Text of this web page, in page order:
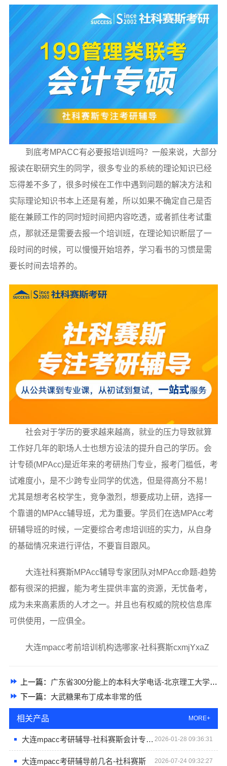
到底考MPACC有必要报培训班吗？一般来说，大部分
报读在职研究生的同学，很多专业的系统的理论知识已经
忘得差不多了，很多时候在工作中遇到问题的解决方法和
实际理论知识书本上还是有差，所以如果不确定自己是否
能在兼顾工作的同时短时间把内容吃透，或者抓住考试重
点，那就还是需要去报一个培训班，在理论知识断层了一
段时间的时候，可以慢慢开始培养，学习看书的习惯是需
要长时间去培养的。
社会对于学历的要求越来越高，就业的压力导致就算
工作好几年的职场人士也想方设法的提升自己的学历。会
计专硕(MPAcc)是近年来的考研热门专业，报考门槛低，考
试难度小，是不少跨专业同学的优选，但是得高分不易！
尤其是想考名校学生，竞争激烈，想要成功上研，选择一
个靠谱的MPAcc辅导班，尤为重要。学员们在选MPAcc考
研辅导班的时候，一定要综合考虑培训班的实力，从自身
的基础情况来进行评估，不要盲目跟风。
大连社科赛斯MPAcc辅导专家团队对MPAcc命题-趋势
都有很深的把握，能为考生提供丰富的资源，无忧备考，
成为未来高素质的人才之一。并且也有权威的院校信息库
可供使用，一应俱全。
大连mpacc考前培训机构选哪家-社科赛斯cxmjYxaZ
上一篇： 广东省300分能上的本科大学电话-北京理工大学珠海学院继教院
下一篇： 大武糖果布丁成本非常的低
相关产品 MORE+
大连mpacc考研辅导-社科赛斯会计专硕考研服务人才伴您成长 2026-01-28 09:36:31
大连mpacc考研辅导前几名-社科赛斯 2026-07-24 09:32:27